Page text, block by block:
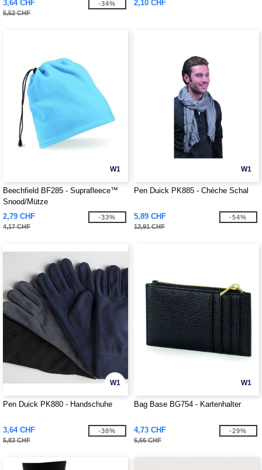
3,64 CHF
5,52 CHF
-34% 2,10 CHF
W1
Beechfield BF285 - Suprafleece™
Snood/Mütze
2,79 CHF
4,17 CHF
-33%
W1
Pen Duick PK885 - Chèche Schal
5,89 CHF
12,91 CHF
-54%
W1
Pen Duick PK880 - Handschuhe
3,64 CHF
5,83 CHF
-38%
W1
Bag Base BG754 - Kartenhalter
4,73 CHF
6,66 CHF
-29%